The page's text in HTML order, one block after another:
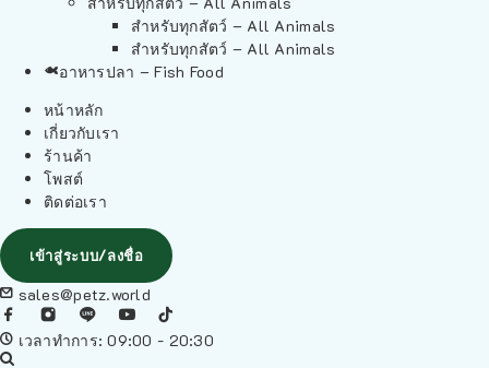
สำหรับทุกสัตว์ – All Animals
สำหรับทุกสัตว์ – All Animals
อาหารปลา – Fish Food
หน้าหลัก
เกี่ยวกับเรา
ร้านค้า
โพสต์
ติดต่อเรา
เข้าสู่ระบบ/ลงชื่อ
sales@petz.world
เวลาทำการ: 09:00 - 20:30